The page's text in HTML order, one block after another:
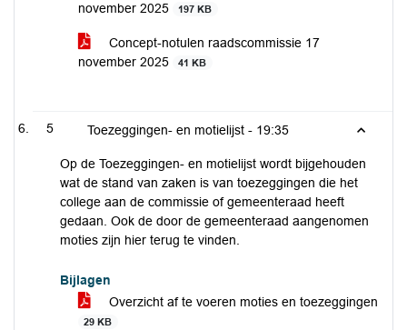
november 2025
197 KB
Concept-notulen raadscommissie 17
november 2025
41 KB
5 Toezeggingen- en motielijst - 19:35
Op de Toezeggingen- en motielijst wordt bijgehouden
wat de stand van zaken is van toezeggingen die het
college aan de commissie of gemeenteraad heeft
gedaan. Ook de door de gemeenteraad aangenomen
moties zijn hier terug te vinden.
Bijlagen
Overzicht af te voeren moties en toezeggingen
29 KB